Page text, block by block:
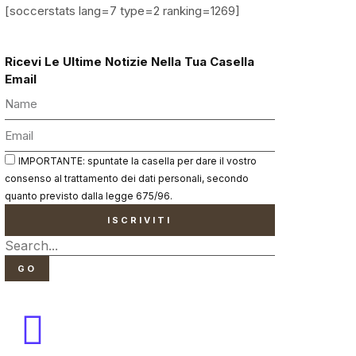
[soccerstats lang=7 type=2 ranking=1269]
Ricevi Le Ultime Notizie Nella Tua Casella
Email
IMPORTANTE: spuntate la casella per dare il vostro
consenso al trattamento dei dati personali, secondo
quanto previsto dalla legge 675/96.
ISCRIVITI
GO